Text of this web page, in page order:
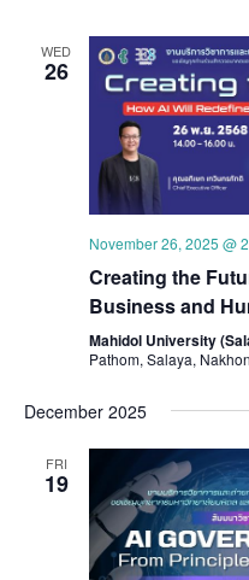
WED
26
November 26, 2025 @
Creating the
Business and
Mahidol University
Pathom, Salaya,
December 2025
FRI
19